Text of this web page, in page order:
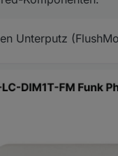
Unterputz